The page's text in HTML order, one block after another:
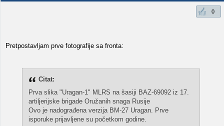
0
Pretpostavljam prve fotografije sa fronta:
Citat:
Prva slika "Uragan-1" MLRS na šasiji BAZ-69092 iz 17.
artiljerijske brigade Oružanih snaga Rusije
Ovo je nadograđena verzija BM-27 Uragan. Prve
isporuke prijavljene su početkom godine.